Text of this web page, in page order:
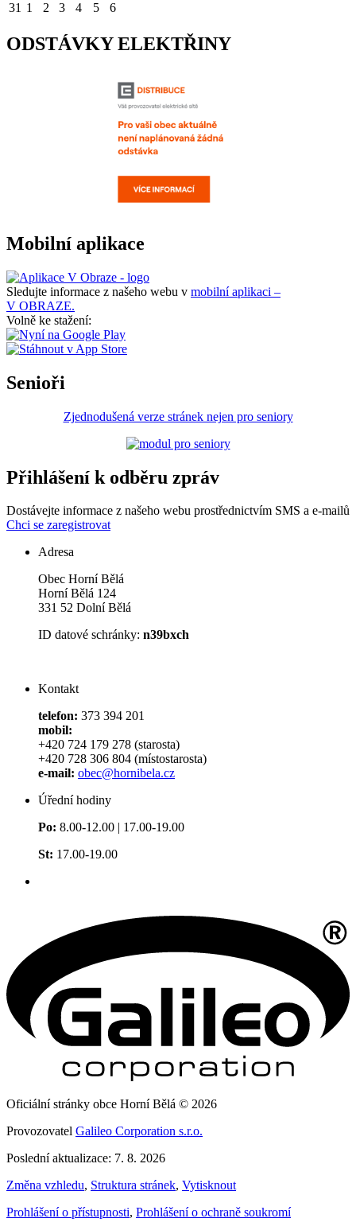
31 1 2 3 4 5 6
ODSTÁVKY ELEKTŘINY
Mobilní aplikace
Sledujte informace z našeho webu v mobilní aplikaci –
V OBRAZE.
Volně ke stažení:
Senioři
Zjednodušená verze stránek nejen pro seniory
Přihlášení k odběru zpráv
Dostávejte informace z našeho webu prostřednictvím SMS a e-mailů
Chci se zaregistrovat
Adresa
Obec Horní Bělá
Horní Bělá 124
331 52 Dolní Bělá
ID datové schránky: n39bxch
Kontakt
telefon: 373 394 201
mobil:
+420 724 179 278 (starosta)
+420 728 306 804 (místostarosta)
e-mail: obec@hornibela.cz
Úřední hodiny
Po: 8.00-12.00 | 17.00-19.00
St: 17.00-19.00
Oficiální stránky obce Horní Bělá © 2026
Provozovatel Galileo Corporation s.r.o.
Poslední aktualizace: 7. 8. 2026
Změna vzhledu, Struktura stránek, Vytisknout
Prohlášení o přístupnosti, Prohlášení o ochraně soukromí